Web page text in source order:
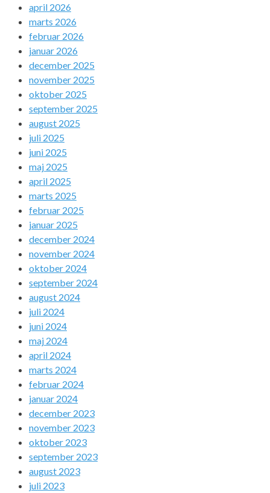
april 2026
marts 2026
februar 2026
januar 2026
december 2025
november 2025
oktober 2025
september 2025
august 2025
juli 2025
juni 2025
maj 2025
april 2025
marts 2025
februar 2025
januar 2025
december 2024
november 2024
oktober 2024
september 2024
august 2024
juli 2024
juni 2024
maj 2024
april 2024
marts 2024
februar 2024
januar 2024
december 2023
november 2023
oktober 2023
september 2023
august 2023
juli 2023